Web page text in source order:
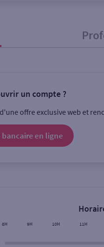
Coffre-fort
un compte ?
offre exclusive web et
bancaire en ligne
8H 9H 10H 11H